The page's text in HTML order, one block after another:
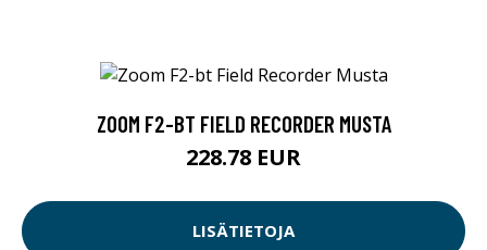
ZOOM F2-BT FIELD RECORDER MUSTA
228.78 EUR
LISÄTIETOJA